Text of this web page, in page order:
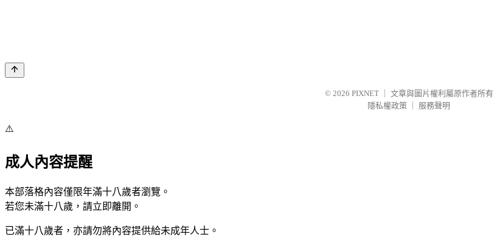
© 2026 PIXNET
文章與圖片權利屬原作者所有
隱私權政策
服務聲明
⚠️
成人內容提醒
本部落格內容僅限年滿十八歲者瀏覽。
若您未滿十八歲，請立即離開。
已滿十八歲者，亦請勿將內容提供給未成年人士。